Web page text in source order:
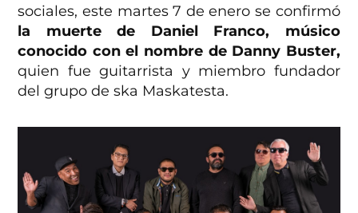
sociales, este martes 7 de enero se confirmó
la muerte de Daniel Franco, músico
conocido con el nombre de Danny Buster,
quien fue guitarrista y miembro fundador
del grupo de ska Maskatesta.